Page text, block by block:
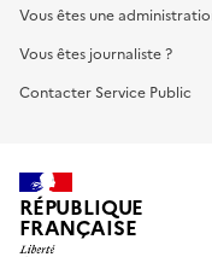
Vous êtes une
Vous êtes journaliste ?
Contacter Service Public
RÉPUBLIQUE
FRANÇAISE